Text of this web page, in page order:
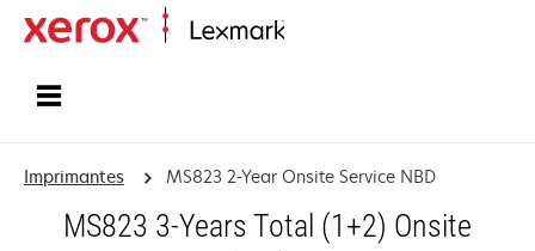
Imprimantes MS823 2-Year Onsite Service NBD
MS823 3-Years Total (1+2) Onsite